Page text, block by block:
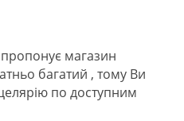
магазин
багатий , тому Ви
по доступним